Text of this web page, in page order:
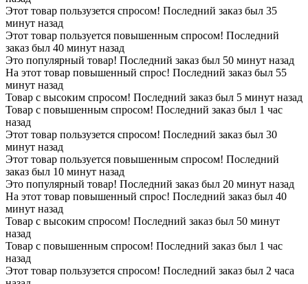
Этот товар пользузется спросом! Последний заказ был 35
минут назад
Этот товар пользуется повышенным спросом! Последний
заказ был 40 минут назад
Это популярный товар! Последний заказ был 50 минут назад
На этот товар повышенный спрос! Последний заказ был 55
минут назад
Товар с высоким спросом! Последний заказ был 5 минут назад
Товар с повышенным спросом! Последний заказ был 1 час
назад
Этот товар пользузется спросом! Последний заказ был 30
минут назад
Этот товар пользуется повышенным спросом! Последний
заказ был 10 минут назад
Это популярный товар! Последний заказ был 20 минут назад
На этот товар повышенный спрос! Последний заказ был 40
минут назад
Товар с высоким спросом! Последний заказ был 50 минут
назад
Товар с повышенным спросом! Последний заказ был 1 час
назад
Этот товар пользузется спросом! Последний заказ был 2 часа